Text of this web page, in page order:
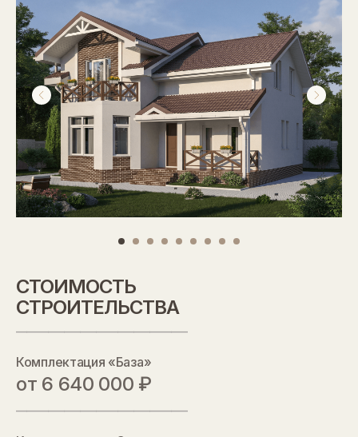
СТОИМОСТЬ
СТРОИТЕЛЬСТВА
Комплектация «База»
от 6 640 000 ₽